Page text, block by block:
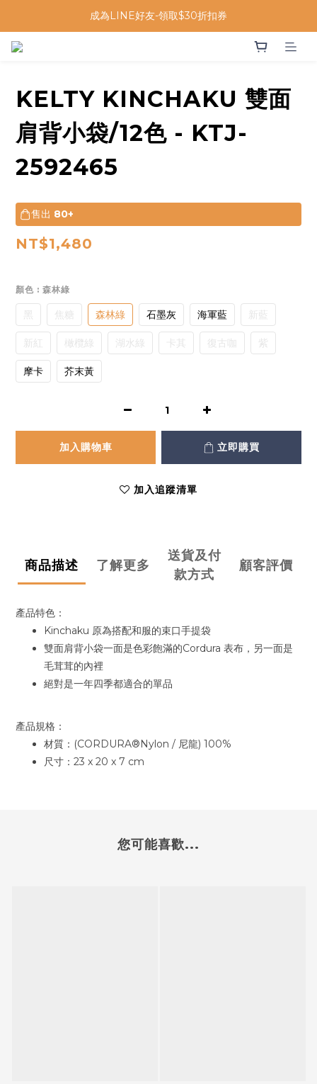
成為LINE好友-領取$30折扣券
KELTY KINCHAKU 雙面
肩背小袋/12色 - KTJ-
2592465
售出 80+
NT$1,480
顏色 : 森林綠
黑 焦糖 森林綠 石墨灰 海軍藍 新藍
新紅 橄欖綠 湖水綠 卡其 復古咖 紫
摩卡 芥末黃
加入購物車 立即購買
加入追蹤清單
商品描述 了解更多
送貨及付
款方式
顧客評價
產品特色：
Kinchaku 原為搭配和服的束口手提袋
雙面肩背小袋一面是色彩飽滿的Cordura 表布，另一面是
毛茸茸的內裡
絕對是一年四季都適合的單品
產品規格：
材質：(CORDURA®Nylon / 尼龍) 100%
尺寸：23 x 20 x 7 cm
您可能喜歡...